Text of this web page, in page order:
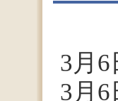
3月6
3月